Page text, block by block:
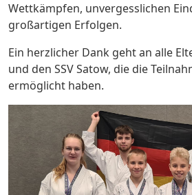
Wettkämpfen, unvergesslichen
großartigen Erfolgen.
Ein herzlicher Dank geht an alle
und den SSV Satow, die die
ermöglicht haben.